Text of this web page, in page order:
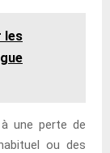
les
une perte de
ou des